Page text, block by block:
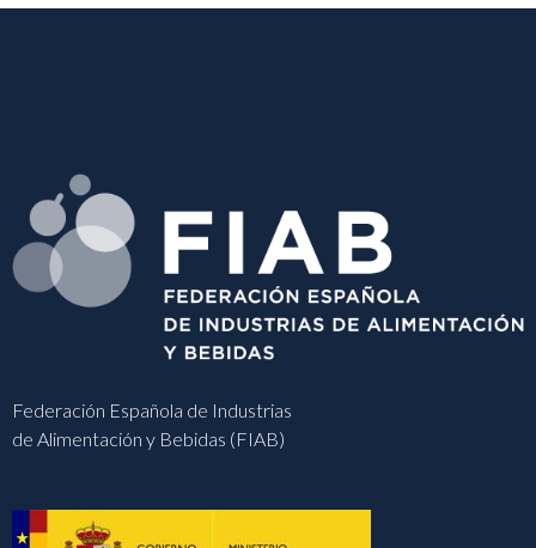
Federación Española de Industrias
de Alimentación y Bebidas (FIAB)